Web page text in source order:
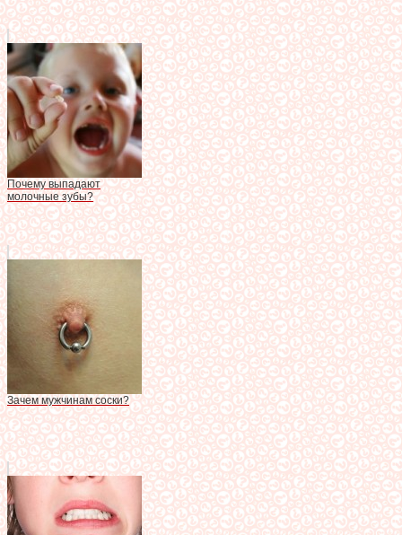
Почему выпадают
молочные зубы?
Зачем мужчинам соски?